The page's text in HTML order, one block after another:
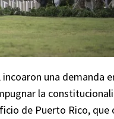
una demanda
la
de Puerto Rico, que